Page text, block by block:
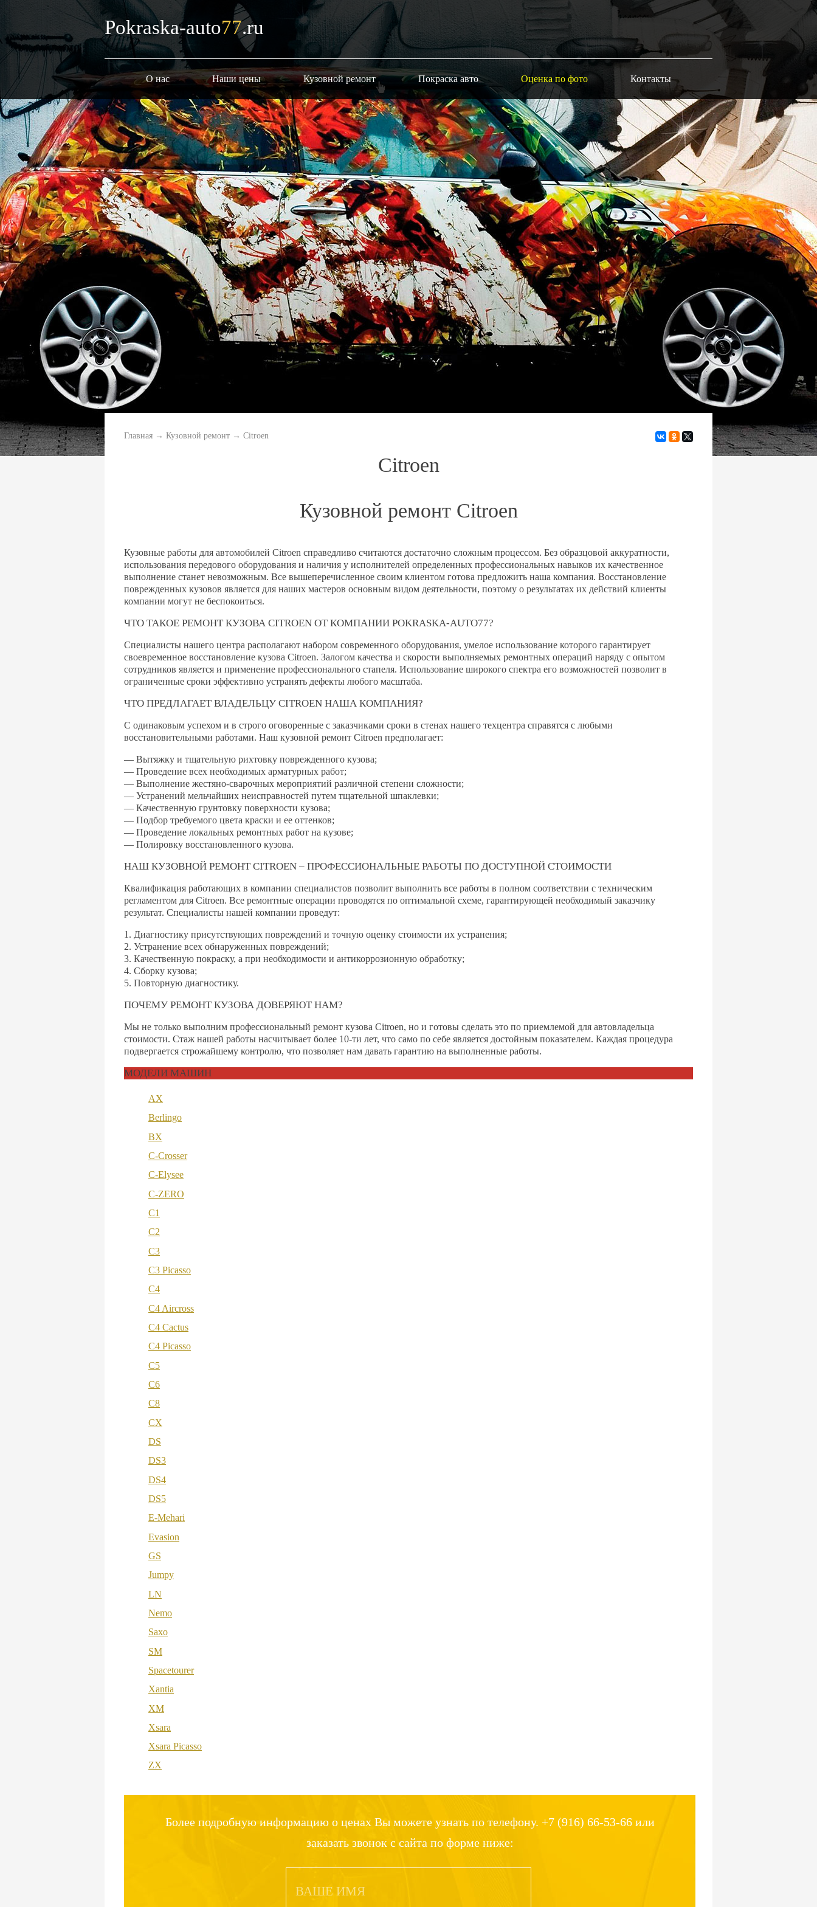
Pokraska-auto77.ru
О нас Наши цены Кузовной ремонт Покраска авто Оценка по фото Контакты
Главная → Кузовной ремонт → Citroen
Citroen
Кузовной ремонт Citroen
Кузовные работы для автомобилей Citroen справедливо считаются достаточно сложным процессом. Без образцовой аккуратности,
использования передового оборудования и наличия у исполнителей определенных профессиональных навыков их качественное
выполнение станет невозможным. Все вышеперечисленное своим клиентом готова предложить наша компания. Восстановление
поврежденных кузовов является для наших мастеров основным видом деятельности, поэтому о результатах их действий клиенты
компании могут не беспокоиться.
ЧТО ТАКОЕ РЕМОНТ КУЗОВА CITROEN ОТ КОМПАНИИ POKRASKA-AUTO77?
Специалисты нашего центра располагают набором современного оборудования, умелое использование которого гарантирует
своевременное восстановление кузова Citroen. Залогом качества и скорости выполняемых ремонтных операций наряду с опытом
сотрудников является и применение профессионального стапеля. Использование широкого спектра его возможностей позволит в
ограниченные сроки эффективно устранять дефекты любого масштаба.
ЧТО ПРЕДЛАГАЕТ ВЛАДЕЛЬЦУ CITROEN НАША КОМПАНИЯ?
С одинаковым успехом и в строго оговоренные с заказчиками сроки в стенах нашего техцентра справятся с любыми
восстановительными работами. Наш кузовной ремонт Citroen предполагает:
— Вытяжку и тщательную рихтовку поврежденного кузова;
— Проведение всех необходимых арматурных работ;
— Выполнение жестяно-сварочных мероприятий различной степени сложности;
— Устранений мельчайших неисправностей путем тщательной шпаклевки;
— Качественную грунтовку поверхности кузова;
— Подбор требуемого цвета краски и ее оттенков;
— Проведение локальных ремонтных работ на кузове;
— Полировку восстановленного кузова.
НАШ КУЗОВНОЙ РЕМОНТ CITROEN – ПРОФЕССИОНАЛЬНЫЕ РАБОТЫ ПО ДОСТУПНОЙ СТОИМОСТИ
Квалификация работающих в компании специалистов позволит выполнить все работы в полном соответствии с техническим
регламентом для Citroen. Все ремонтные операции проводятся по оптимальной схеме, гарантирующей необходимый заказчику
результат. Специалисты нашей компании проведут:
1. Диагностику присутствующих повреждений и точную оценку стоимости их устранения;
2. Устранение всех обнаруженных повреждений;
3. Качественную покраску, а при необходимости и антикоррозионную обработку;
4. Сборку кузова;
5. Повторную диагностику.
ПОЧЕМУ РЕМОНТ КУЗОВА ДОВЕРЯЮТ НАМ?
Мы не только выполним профессиональный ремонт кузова Citroen, но и готовы сделать это по приемлемой для автовладельца
стоимости. Стаж нашей работы насчитывает более 10-ти лет, что само по себе является достойным показателем. Каждая процедура
подвергается строжайшему контролю, что позволяет нам давать гарантию на выполненные работы.
МОДЕЛИ МАШИН
AX
Berlingo
BX
C-Crosser
C-Elysee
C-ZERO
C1
C2
C3
C3 Picasso
C4
C4 Aircross
C4 Cactus
C4 Picasso
C5
C6
C8
CX
DS
DS3
DS4
DS5
E-Mehari
Evasion
GS
Jumpy
LN
Nemo
Saxo
SM
Spacetourer
Xantia
XM
Xsara
Xsara Picasso
ZX
Более подробную информацию о ценах Вы можете узнать по телефону. +7 (916) 66-53-66 или
заказать звонок с сайта по форме ниже: